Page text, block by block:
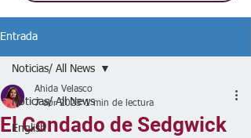
Entrada
Noticias/ All News
English
Noticias/ All News
El Condado de Sedgwick
Ahida Velasco
7 abr 2023 1 min de lectura